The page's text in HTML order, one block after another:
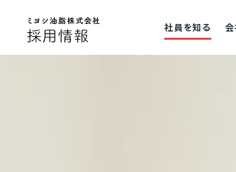
社員を知る